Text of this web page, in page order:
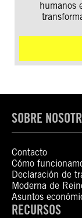
humanos
SOBRE
Contacto
Cómo
Declaración de
Moderna de
Asuntos
RECURSOS